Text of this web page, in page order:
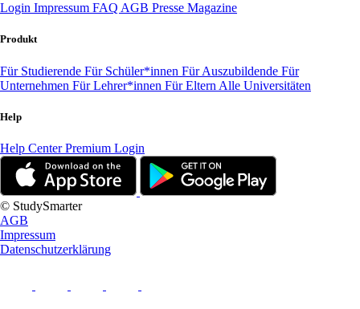
Login Impressum FAQ AGB Presse Magazine
Produkt
Für Studierende Für Schüler*innen Für Auszubildende Für
Unternehmen Für Lehrer*innen Für Eltern Alle Universitäten
Help
Help CenterPremium Login
© StudySmarter
AGB
Impressum
Datenschutzerklärung